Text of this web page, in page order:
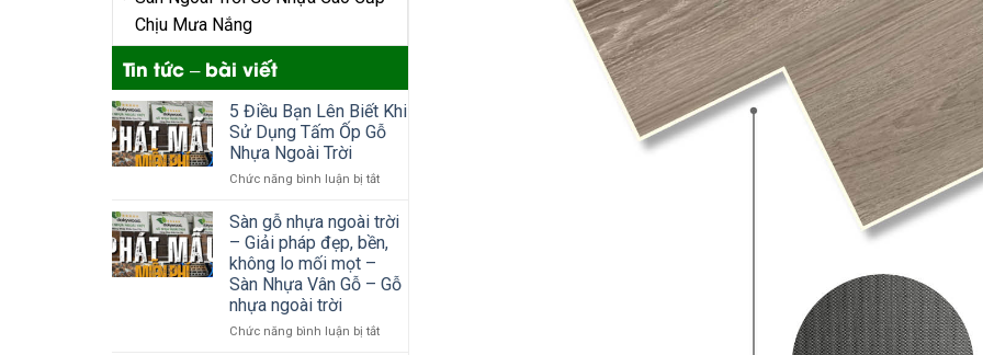
Chịu Mưa Nắng
Tin tức – bài viết
5 Điều Bạn Lên Biết Khi
Sử Dụng Tấm Ốp Gỗ
Nhựa Ngoài Trời
Chức năng bình luận bị tắtở
Điều
Bạn
Lên
Khi
Dụng
Sàn gỗ nhựa ngoài trời
– Giải pháp đẹp, bền,
không lo mối mọt –
Sàn Nhựa Vân Gỗ – Gỗ
nhựa ngoài trời
Chức năng bình luận bị tắtở